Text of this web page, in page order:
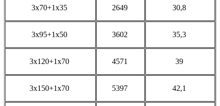
3х70+1х35 2649 30,8
3х95+1х50 3602 35,3
3х120+1х70 4571 39
3х150+1х70 5397 42,1